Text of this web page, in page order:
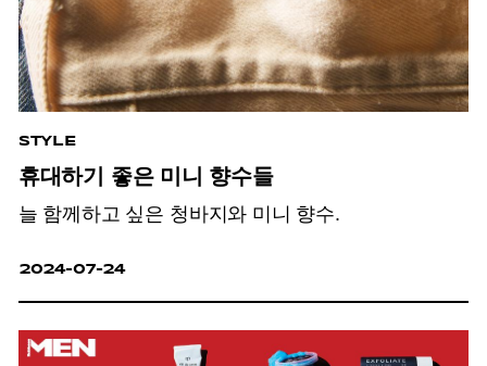
STYLE
휴대하기 좋은 미니 향수들
늘 함께하고 싶은 청바지와 미니 향수.
2024-07-24